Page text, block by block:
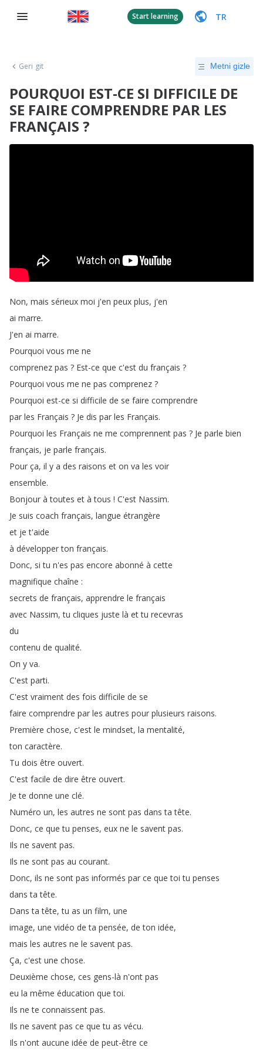
Start learning TR
Geri git Metni gizle
POURQUOI EST-CE SI DIFFICILE DE
SE FAIRE COMPRENDRE PAR LES
FRANÇAIS ?
Non, mais sérieux moi j'en peux plus, j'en
ai marre.
J'en ai marre.
Pourquoi vous me ne
comprenez pas ? Est-ce que c'est du français ?
Pourquoi vous me ne pas comprenez ?
Pourquoi est-ce si difficile de se faire comprendre
par les Français ? Je dis par les Français.
Pourquoi les Français ne me comprennent pas ? Je parle bien
français, je parle français.
Pour ça, il y a des raisons et on va les voir
ensemble.
Bonjour à toutes et à tous ! C'est Nassim.
Je suis coach français, langue étrangère
et je t'aide
à développer ton français.
Donc, si tu n'es pas encore abonné à cette
magnifique chaîne :
secrets de français, apprendre le français
avec Nassim,tu cliques juste là et tu recevras
du
contenu de qualité.
On y va.
C'est parti.
C'est vraiment des fois difficile de se
faire comprendre par les autres pour plusieurs raisons.
Première chose, c'est le mindset, la mentalité,
ton caractère.
Tu dois être ouvert.
C'est facile de dire être ouvert.
Je te donne une clé.
Numéro un, les autres ne sont pas dans ta tête.
Donc, ce que tu penses, eux ne le savent pas.
Ils ne savent pas.
Ils ne sont pas au courant.
Donc, ils ne sont pas informés par ce que toi tu penses
dans ta tête.
Dans ta tête,tu as un film, une
image, une vidéo de ta pensée, de ton idée,
mais les autres ne le savent pas.
Ça, c'est une chose.
Deuxième chose, ces gens-là n'ont pas
eu la même éducation que toi.
Ils ne te connaissent pas.
Ils ne savent pas ce que tu as vécu.
Ils n'ont aucune idée de peut-être ce